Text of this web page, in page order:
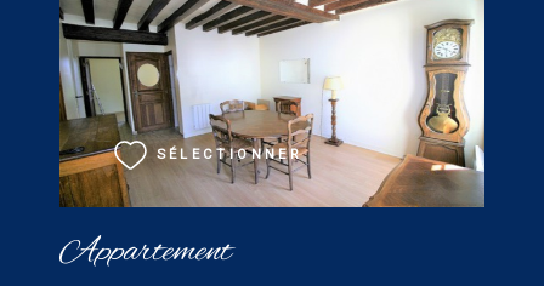
Appartement
SÉLECTIONNER
VOIR LE BIEN